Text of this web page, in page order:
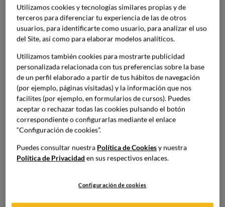
pastelería y repostería que tiene como objetivo dar a
conocer el sector de la alta pastelería y compartir las
nuevas innovaciones gastronómicas.Se trata de una
agrupación internacional con sede en Francia
conformada por 85 miembros de todas partes del
mundo, que acoge a los mejores chefs pasteleros.
Fundada en 1982, está presidida por Frédéric Cassel
quien, junto al resto de miembros, divulgan el arte de la
alta pastelería.
Actualmente, son siete los españoles los que han
Torreblanca, Jacob Torreblanca, Joan Baixas, Carles
Mampel, Miguel Moreno, Rafeal Tugues y Jordi Tugues.
Utilizamos cookies y tecnologías similares propias y de
terceros para diferenciar tu experiencia de las de otros
usuarios, para identificarte como usuario, para analizar el uso
del Site, así como para elaborar modelos analíticos.
Utilizamos también cookies para mostrarte publicidad
personalizada relacionada con tus preferencias sobre la base
de un perfil elaborado a partir de tus hábitos de navegación
(por ejemplo, páginas visitadas) y la información que nos
facilites (por ejemplo, en formularios de cursos). Puedes
aceptar o rechazar todas las cookies pulsando el botón
correspondiente o configurarlas mediante el enlace
“Configuración de cookies”.
Puedes consultar nuestra Política de Cookiesy nuestra
Política de Privacidad en sus respectivos enlaces.
Configuración de cookies